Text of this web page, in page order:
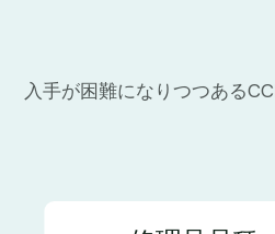
入手が困難になりつつある